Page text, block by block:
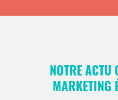
NOTRE ACTU
MARKETING